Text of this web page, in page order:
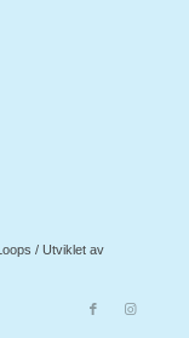
Loops / Utviklet av